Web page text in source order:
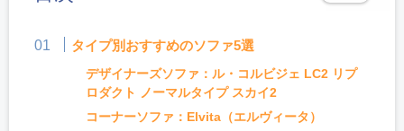
タイプ別おすすめのソファ5選
デザイナーズソファ：ル・コルビジェ LC2 リプ
ロダクト ノーマルタイプ スカイ2
コーナーソファ：Elvita（エルヴィータ）